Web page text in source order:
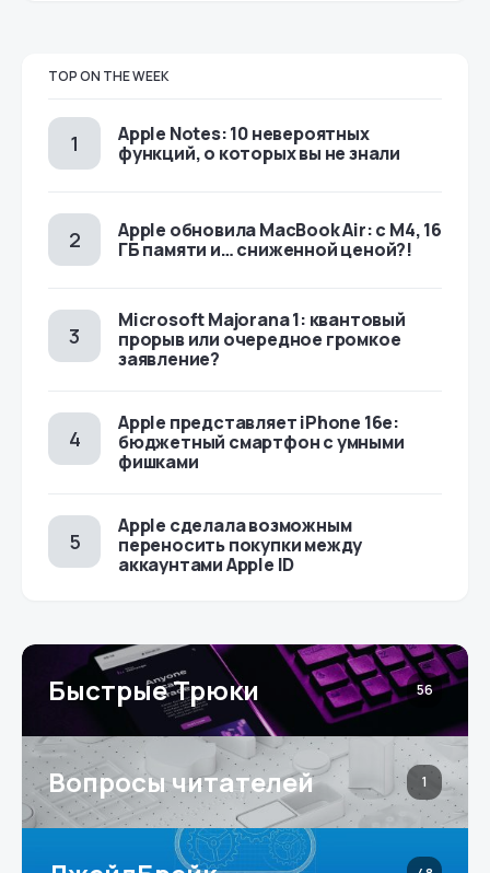
TOP ON THE WEEK
Apple Notes: 10 невероятных
функций, о которых вы не знали
Apple обновила MacBook Air: с M4, 16
ГБ памяти и… сниженной ценой?!
Microsoft Majorana 1: квантовый
прорыв или очередное громкое
заявление?
Apple представляет iPhone 16e:
бюджетный смартфон с умными
фишками
Apple сделала возможным
переносить покупки между
аккаунтами Apple ID
Быстрые Трюки 56
Вопросы читателей 1